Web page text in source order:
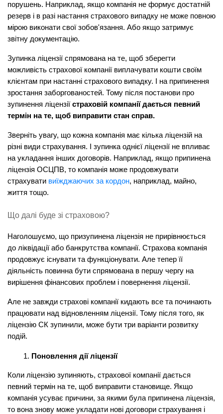
порушень. Наприклад, якщо компанія не формує достатній
резерв і в разі настання страхового випадку не може повною
мірою виконати свої зобов'язання. Або якщо затримує
звітну документацію.
Зупинка ліцензії спрямована на те, щоб зберегти
можливість страхової компанії виплачувати кошти своїм
клієнтам при настанні страхового випадку. І на припинення
зростання заборгованостей. Тому після постанови про
зупинення ліцензії страховій компанії дається певний
термін на те, щоб виправити стан справ.
Зверніть увагу, що кожна компанія має кілька ліцензій на
різні види страхування. І зупинка однієї ліцензії не впливає
на укладання інших договорів. Наприклад, якщо припинена
ліцензія ОСЦПВ, то компанія може продовжувати
страхувати виїжджаючих за кордон, наприклад, майно,
життя тощо.
Що далі буде зі страховою?
Наголошуємо, що призупинена ліцензія не прирівнюється
до ліквідації або банкрутства компанії. Страхова компанія
продовжує існувати та функціонувати. Але тепер її
діяльність повинна бути спрямована в першу чергу на
вирішення фінансових проблем і повернення ліцензії.
Але не завжди страхові компанії кидають все та починають
працювати над відновленням ліцензії. Тому після того, як
ліцензію СК зупинили, може бути три варіанти розвитку
подій.
Поновлення дії ліцензії
Коли ліцензію зупиняють, страхової компанії дається
певний термін на те, щоб виправити становище. Якщо
компанія усуває причини, за якими була припинена ліцензія,
то вона знову може укладати нові договори страхування і